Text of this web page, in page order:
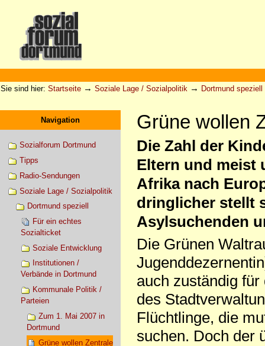
Werkzeuge
Sie sind hier: Startseite → Soziale Lage / Sozialpolitik → Dortmund speziell
Navigation
Sozialforum Dortmund
Tipps
Radio-Sendungen
Soziale Lage / Sozialpolitik
Dortmund speziell
Für ein echtes
Sozialticket
Soziale Entwicklung
Institutionen /
Verbände in Dortmund
Kommunale Politik /
Parteien
Zum 1. Mai 2007 in
Dortmund
Grüne wollen Zentrale
Grüne wollen
Die Zahl der
Eltern und meist
Afrika nach
dringlicher stellt
Asylsuchenden
Die Grünen
auch zuständig
des
Flüchtlinge, die
suchen. Doch der